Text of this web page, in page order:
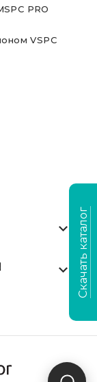
PRO
VSPC
Скачать каталог